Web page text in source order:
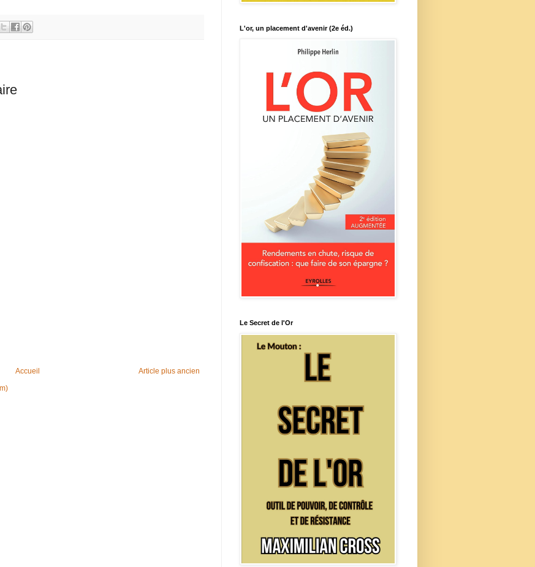
Article plus ancien
Accueil
L'or, un placement d'avenir (2e éd.)
Le Secret de l'Or